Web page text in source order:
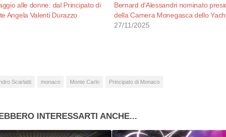
alle donne: dal Principato di
Angela Valenti Durazzo
Bernard d’Alessandri nominato
della Camera Monegasca dello
27/11/2025
Scarlatti monaco Monte Carlo Principato di Monaco
INTERESSARTI ANCHE...